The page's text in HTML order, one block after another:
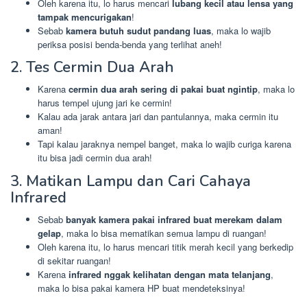
Oleh karena itu, lo harus mencari lubang kecil atau lensa yang
tampak mencurigakan!
Sebab kamera butuh sudut pandang luas, maka lo wajib
periksa posisi benda-benda yang terlihat aneh!
2. Tes Cermin Dua Arah
Karena cermin dua arah sering di pakai buat ngintip, maka lo
harus tempel ujung jari ke cermin!
Kalau ada jarak antara jari dan pantulannya, maka cermin itu
aman!
Tapi kalau jaraknya nempel banget, maka lo wajib curiga karena
itu bisa jadi cermin dua arah!
3. Matikan Lampu dan Cari Cahaya
Infrared
Sebab banyak kamera pakai infrared buat merekam dalam
gelap, maka lo bisa mematikan semua lampu di ruangan!
Oleh karena itu, lo harus mencari titik merah kecil yang berkedip
di sekitar ruangan!
Karena infrared nggak kelihatan dengan mata telanjang,
maka lo bisa pakai kamera HP buat mendeteksinya!